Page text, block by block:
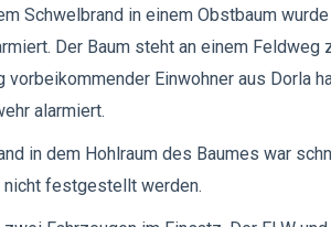
Schwelbrand in einem Obstbaum
Der Baum steht an einem Feldweg
vorbeikommender Einwohner aus Dorla
alarmiert.
in dem Hohlraum des Baumes war
nicht festgestellt werden.